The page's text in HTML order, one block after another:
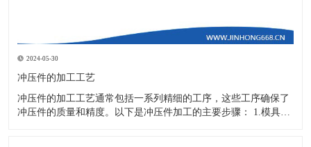
2024-05-30
冲压件的加工工艺
冲压件的加工工艺通常包括一系列精细的工序，这些工序确保了
冲压件的质量和精度。以下是冲压件加工的主要步骤： 1.模具设